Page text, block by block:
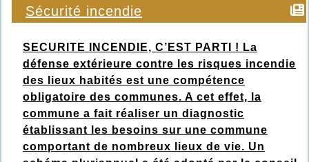
Sécurité incendie
SECURITE INCENDIE, C’EST PARTI ! La
défense extérieure contre les risques incendie
des lieux habités est une compétence
obligatoire des communes. A cet effet, la
commune a fait réaliser un diagnostic
établissant les besoins sur une commune
comportant de nombreux lieux de vie. Un